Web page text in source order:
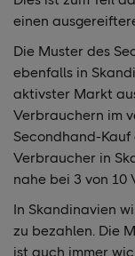
einen
Die Muster des
ebenfalls in
aktivster Markt
Verbrauchern im
Secondhand-
Verbraucher in
nahe bei 3 von 10
In Skandinavien
zu bezahlen. Die
ist auch immer